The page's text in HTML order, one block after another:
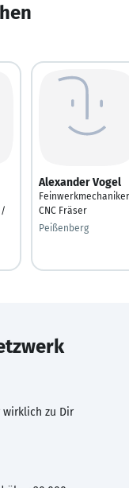
/
Alexander Vogel
Feinwerkmechaniker
CNC Fräser
Peißenberg
wirklich zu Dir